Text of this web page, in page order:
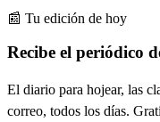
📰 Tu edición de hoy
Recibe el periódico
El diario para hojear, las
correo, todos los días.